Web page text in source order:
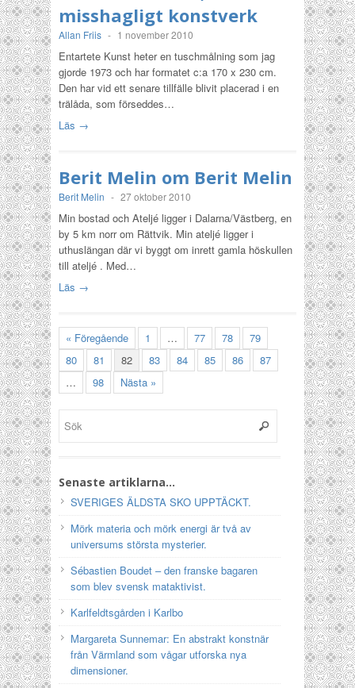
misshagligt konstverk
Allan Friis - 1 november 2010
Entartete Kunst heter en tuschmålning som jag
gjorde 1973 och har formatet c:a 170 x 230 cm.
Den har vid ett senare tillfälle blivit placerad i en
trälåda, som förseddes…
Läs →
Berit Melin om Berit Melin
Berit Melin - 27 oktober 2010
Min bostad och Ateljé ligger i Dalarna/Västberg, en
by 5 km norr om Rättvik. Min ateljé ligger i
uthuslängan där vi byggt om inrett gamla höskullen
till ateljé . Med…
Läs →
« Föregående 1 … 77 78
79
80
81 82 83 84 85 86
87
…
98 Nästa »
Senaste artiklarna…
SVERIGES ÄLDSTA SKO UPPTÄCKT.
Mörk materia och mörk energi är två av
universums största mysterier.
Sébastien Boudet – den franske bagaren
som blev svensk mataktivist.
Karlfeldtsgården i Karlbo
Margareta Sunnemar: En abstrakt konstnär
från Värmland som vågar utforska nya
dimensioner.